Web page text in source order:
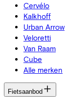
Cervélo
Kalkhoff
Urban Arrow
Veloretti
Van Raam
Cube
Alle merken
Fietsaanbod